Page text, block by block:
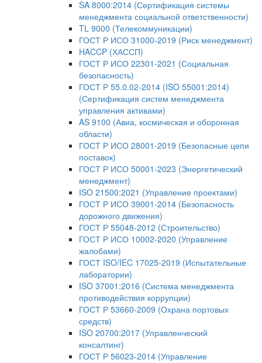
SA 8000:2014 (Сертификация системы
менеджмента социальной ответственности)
TL 9000 (Телекоммуникации)
ГОСТ Р ИСО 31000-2019 (Риск менеджмент)
HACCP (ХАССП)
ГОСТ Р ИСО 22301-2021 (Социальная
безопасность)
ГОСТ Р 55.0.02-2014 (ISO 55001:2014)
(Сертификация систем менеджмента
управления активами)
AS 9100 (Авиа, космическая и оборонная
области)
ГОСТ Р ИСО 28001-2019 (Безопасные цепи
поставок)
ГОСТ Р ИСО 50001-2023 (Энергетический
менеджмент)
ISO 21500:2021 (Управление проектами)
ГОСТ Р ИСО 39001-2014 (Безопасность
дорожного движения)
ГОСТ Р 55048-2012 (Строительство)
ГОСТ Р ИСО 10002-2020 (Управление
жалобами)
ГОСТ ISO/IEC 17025-2019 (Испытательные
лаборатории)
ISO 37001:2016 (Система менеджмента
противодействия коррупции)
ГОСТ Р 53660-2009 (Охрана портовых
средств)
ISO 20700:2017 (Управленческий
консалтинг)
ГОСТ Р 56023-2014 (Управление